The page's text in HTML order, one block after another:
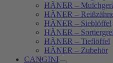
HÄNER –
HÄNER –
HÄNER – Sieblöffel
HÄNER –
HÄNER – Tieflöffel
HÄNER – Zubehör
CANGINI